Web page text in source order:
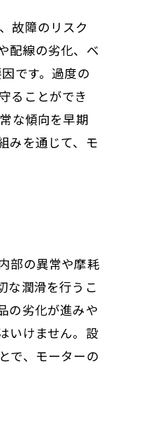
故障のリスク
配線の劣化、ベ
です。過度の
ることができ
な傾向を早期
みを通じて、モ
部の異常や摩耗
な潤滑を行うこ
の劣化が進みや
いけません。設
で、モーターの